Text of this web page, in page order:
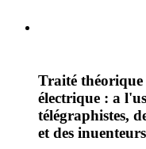
Traité
électrique : a
télégraphistes,
et des inuenteurs